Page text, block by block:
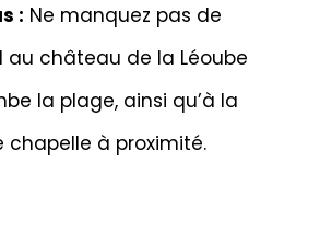
: Ne manquez pas de
château de la Léoube
la plage, ainsi qu’à la
à proximité.